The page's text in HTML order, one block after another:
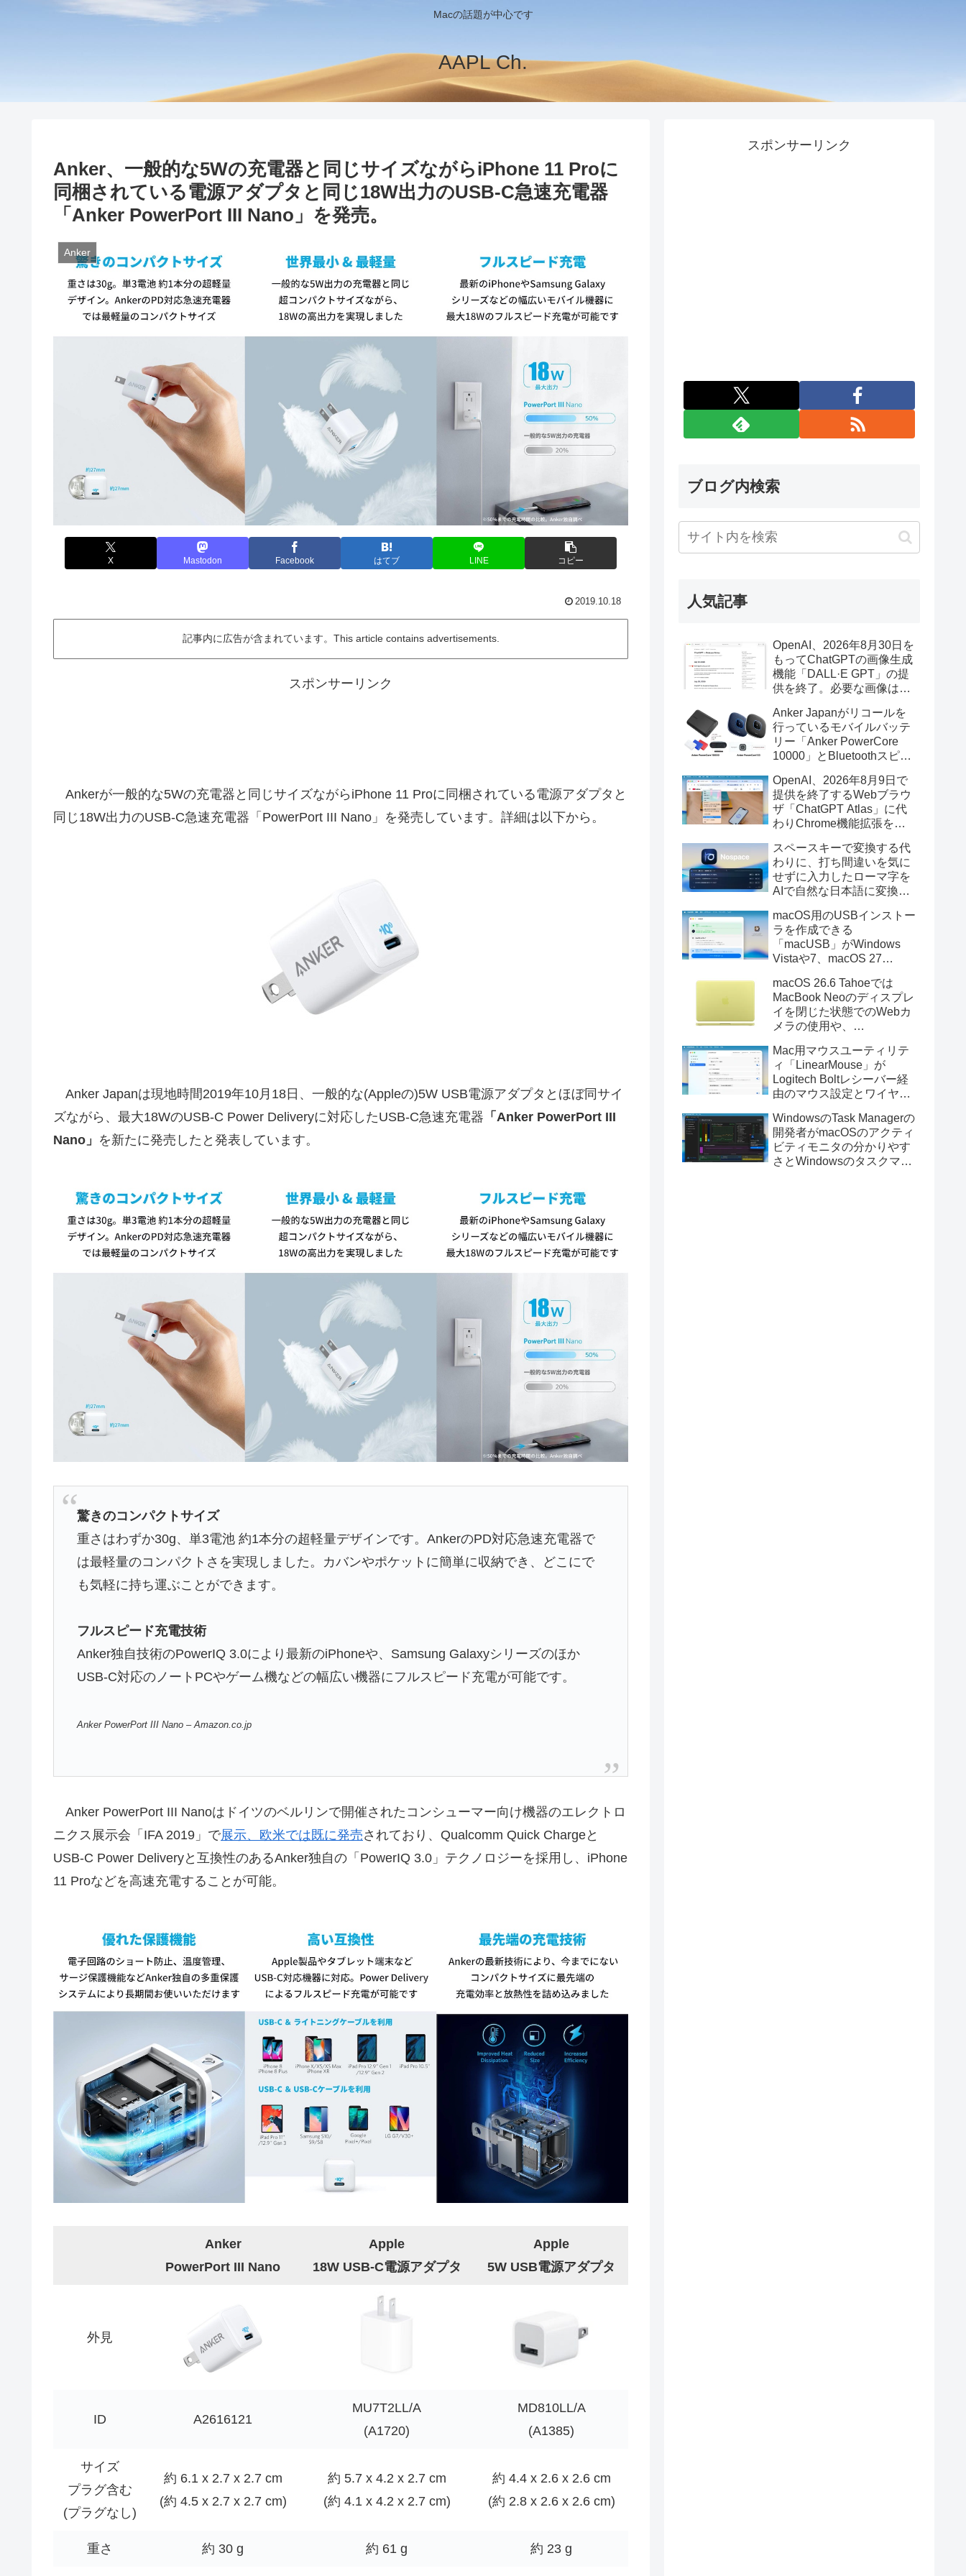
Macの話題が中心です
AAPL Ch.
Anker、一般的な5Wの充電器と同じサイズながらiPhone 11 Proに
同梱されている電源アダプタと同じ18W出力のUSB-C急速充電器
「Anker PowerPort III Nano」を発売。
Anker
X Mastodon Facebook はてブ LINE コピー
2019.10.18
記事内に広告が含まれています。This article contains advertisements.
スポンサーリンク
Ankerが一般的な5Wの充電器と同じサイズながらiPhone 11 Proに同梱されている電源アダプタと
同じ18W出力のUSB-C急速充電器「PowerPort III Nano」を発売しています。詳細は以下から。
Anker Japanは現地時間2019年10月18日、一般的な(Appleの)5W USB電源アダプタとほぼ同サイ
ズながら、最大18WのUSB-C Power Deliveryに対応したUSB-C急速充電器 「Anker PowerPort III
Nano」 を新たに発売したと発表しています。
驚きのコンパクトサイズ
重さはわずか30g、単3電池 約1本分の超軽量デザインです。AnkerのPD対応急速充電器で
は最軽量のコンパクトさを実現しました。カバンやポケットに簡単に収納でき、どこにで
も気軽に持ち運ぶことができます。
フルスピード充電技術
Anker独自技術のPowerIQ 3.0により最新のiPhoneや、Samsung Galaxyシリーズのほか
USB-C対応のノートPCやゲーム機などの幅広い機器にフルスピード充電が可能です。
Anker PowerPort III Nano – Amazon.co.jp
Anker PowerPort III Nanoはドイツのベルリンで開催されたコンシューマー向け機器のエレクトロ
ニクス展示会「IFA 2019」で展示、欧米では既に発売されており、Qualcomm Quick Chargeと
USB-C Power Deliveryと互換性のあるAnker独自の「PowerIQ 3.0」テクノロジーを採用し、iPhone
11 Proなどを高速充電することが可能。
Anker
PowerPort III Nano
Apple
18W USB-C電源アダプタ
Apple
5W USB電源アダプタ
外見
ID A2616121
MU7T2LL/A
(A1720)
MD810LL/A
(A1385)
サイズ
プラグ含む
(プラグなし)
約 6.1 x 2.7 x 2.7 cm
(約 4.5 x 2.7 x 2.7 cm)
約 5.7 x 4.2 x 2.7 cm
(約 4.1 x 4.2 x 2.7 cm)
約 4.4 x 2.6 x 2.6 cm
(約 2.8 x 2.6 x 2.6 cm)
重さ 約 30 g 約 61 g 約 23 g
スポンサーリンク
ブログ内検索
人気記事
OpenAI、2026年8月30日を
もってChatGPTの画像生成
機能「DALL·E GPT」の提
供を終了。必要な画像は期
Anker Japanがリコールを
行っているモバイルバッテ
リー「Anker PowerCore
10000」とBluetoothスピー
辺を焼損する火災が6月に3
件発生していたそうなので
注意を。
OpenAI、2026年8月9日で
提供を終了するWebブラウ
ザ「ChatGPT Atlas」に代
わりChrome機能拡張をア
画の質問やAsk ChatGPT機
能を追加。
スペースキーで変換する代
わりに、打ち間違いを気に
せずに入力したローマ字を
AIで自然な日本語に変換し
力アプリ「Nospace」がリ
リース。
macOS用のUSBインストー
ラを作成できる
「macUSB」がWindows
Vistaや7、macOS 27
トーラの作成に対応。
macOS 26.6 Tahoeでは
MacBook Neoのディスプレ
イを閉じた状態でのWebカ
メラの使用や、
利用しMacBook Neoを復元
する際の安定性が向上。
Mac用マウスユーティリテ
ィ「LinearMouse」が
Logitech Boltレシーバー経
由のマウス設定とワイヤレ
ックボールに対応。
WindowsのTask Managerの
開発者がmacOSのアクティ
ビティモニタの分かりやす
さとWindowsのタスクマネ